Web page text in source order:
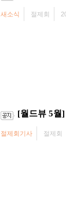
새소식 절제회
[월드뷰 5월
절제회기사 절제회